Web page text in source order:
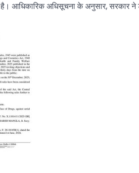
है। आधिकारिक अधिसूचना के अनुसार, सरकार